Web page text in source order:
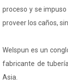
proceso y se
proveer los caños,
Welspun es un
fabricante de
Asia.